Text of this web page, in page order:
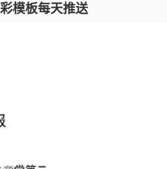
模板每天推送